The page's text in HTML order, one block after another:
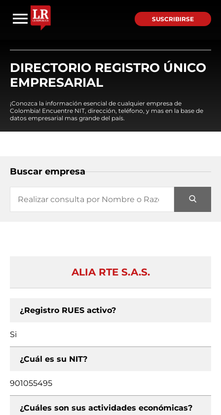
SUSCRIBIRSE
DIRECTORIO REGISTRO ÚNICO
EMPRESARIAL
¡Conozca la información esencial de cualquier empresa de
Colombia! Encuentre NIT, dirección, teléfono, y mas en la base de
datos empresarial mas grande del país.
Buscar empresa
ALIA RTE S.A.S.
¿Registro RUES activo?
Si
¿Cuál es su NIT?
901055495
¿Cuáles son sus actividades económicas?